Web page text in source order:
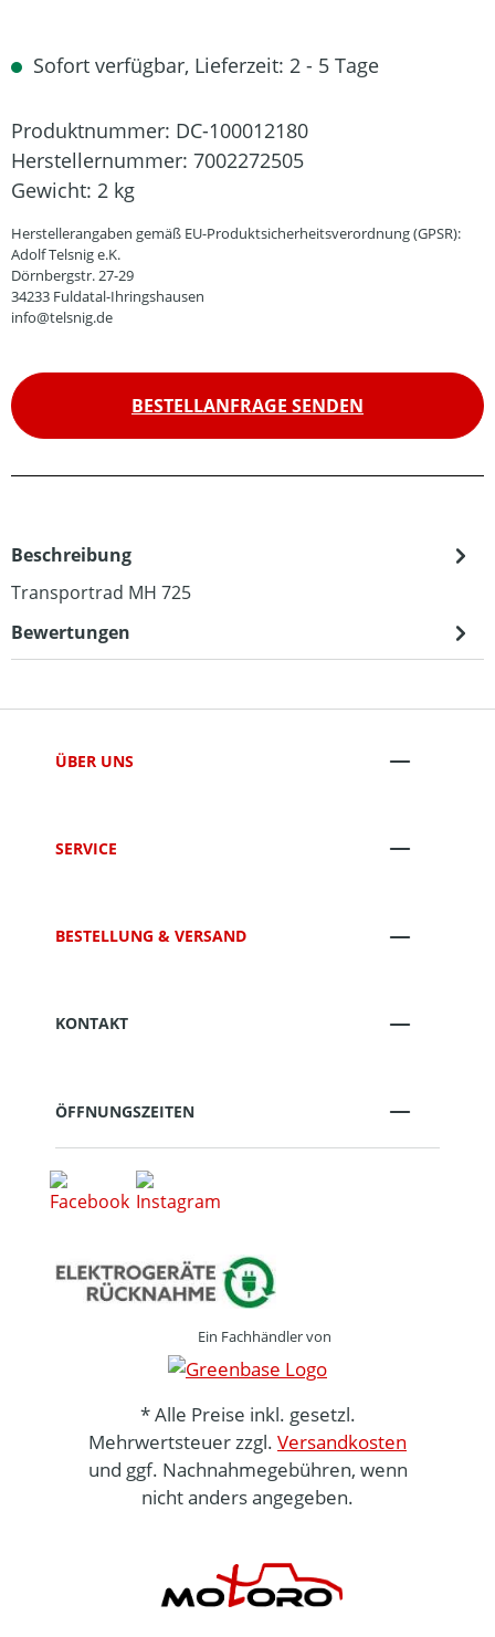
Sofort verfügbar, Lieferzeit: 2 - 5 Tage
Produktnummer: DC-100012180
Herstellernummer: 7002272505
Gewicht: 2 kg
Herstellerangaben gemäß EU-Produktsicherheitsverordnung (GPSR):
Adolf Telsnig e.K.
Dörnbergstr. 27-29
34233 Fuldatal-Ihringshausen
info@telsnig.de
BESTELLANFRAGE SENDEN
Beschreibung
Transportrad MH 725
Bewertungen
ÜBER UNS
SERVICE
BESTELLUNG & VERSAND
KONTAKT
ÖFFNUNGSZEITEN
Ein Fachhändler von
* Alle Preise inkl. gesetzl.
Mehrwertsteuer zzgl. Versandkosten
und ggf. Nachnahmegebühren, wenn
nicht anders angegeben.